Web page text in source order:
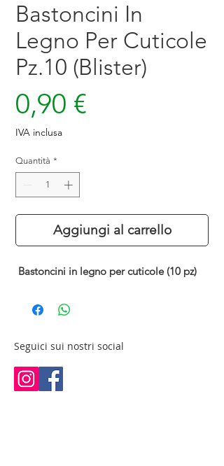
Bastoncini In
Legno Per Cuticole
Pz.10 (Blister)
0,90 €
IVA inclusa
Quantità *
Aggiungi al carrello
Bastoncini in legno per cuticole (10 pz)
Seguici sui nostri social